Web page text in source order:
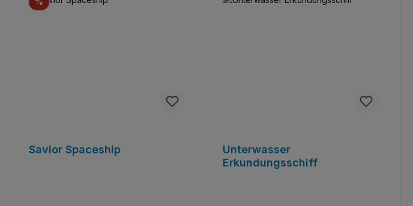
Savior Spaceship
Unterwasser
Erkundungsschiff